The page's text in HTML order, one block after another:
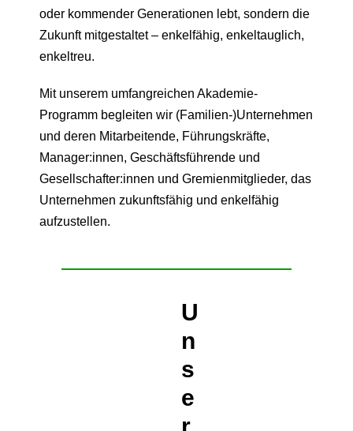
oder kommender Generationen lebt, sondern die
Zukunft mitgestaltet – enkelfähig, enkeltauglich,
enkeltreu.
Mit unserem umfangreichen Akademie-
Programm begleiten wir (Familien-)Unternehmen
und deren Mitarbeitende, Führungskräfte,
Manager:innen, Geschäftsführende und
Gesellschafter:innen und Gremienmitglieder, das
Unternehmen zukunftsfähig und enkelfähig
aufzustellen.
U
n
s
e
r